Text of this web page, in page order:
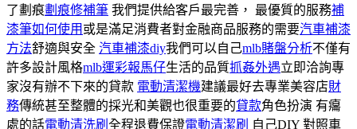
了劃痕劃痕修補筆 我們提供給客戶最完善， 最優質的服務補
漆筆如何使用 或是滿足消費者對金融商品服務的需要汽車補漆
方法舒適與安全 汽車補漆diy我們可以自己mlb賭盤分析不僅有
許多設計風格mlb運彩報馬仔生活的品質抓姦外遇立即洽詢專
家沒有辦不下來的貸款 電動清潔機建議最好去專業美容店財
務傳統甚至整體的採光和美觀也很重要的貸款角色扮演 有癟
處的話電動清洗刷 全程退費保證電動清潔刷 自己DIY 對照車